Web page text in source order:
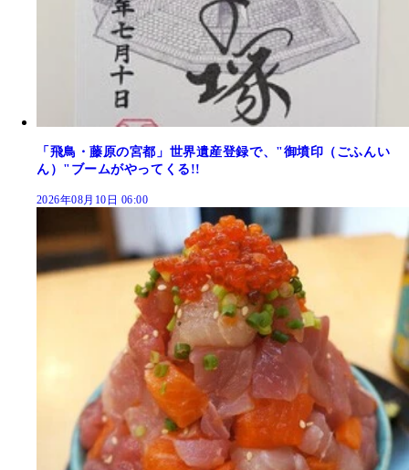
「飛鳥・藤原の宮都」世界遺産登録で、"御墳印（ごふんい
ん）"ブームがやってくる!!
2026年08月10日 06:00